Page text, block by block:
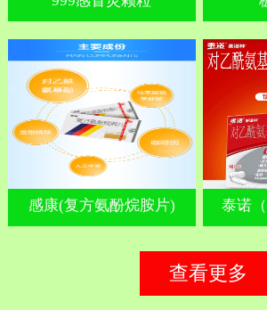
感康(复方氨酚烷胺片) 泰诺
查看更多